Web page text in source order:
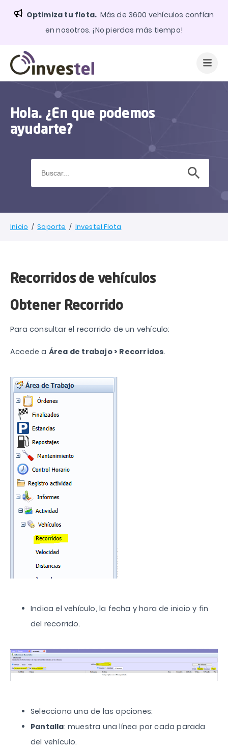
Optimiza tu flota. Más de 3600 vehículos confían
en nosotros. ¡No pierdas más tiempo!
Hola. ¿En que podemos
ayudarte?
Buscar: Botón de búsqueda
Inicio /Soporte / Investel Flota
Recorridos de vehículos
Obtener Recorrido
Para consultar el recorrido de un vehículo:
Accede a Área de trabajo > Recorridos.
Indica el vehículo, la fecha y hora de inicio y fin
del recorrido.
Selecciona una de las opciones:
Pantalla: muestra una línea por cada parada
del vehículo.